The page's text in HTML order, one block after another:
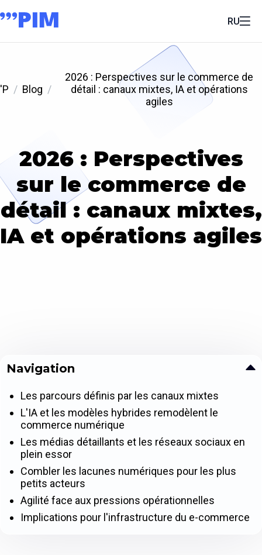
RU
'P Blog
2026 : Perspectives sur le commerce de
détail : canaux mixtes, IA et opérations
agiles
2026 : Perspectives
sur le commerce de
détail : canaux mixtes,
IA et opérations agiles
Navigation
Les parcours définis par les canaux mixtes
L'IA et les modèles hybrides remodèlent le
commerce numérique
Les médias détaillants et les réseaux sociaux en
plein essor
Combler les lacunes numériques pour les plus
petits acteurs
Agilité face aux pressions opérationnelles
Implications pour l'infrastructure du e-commerce